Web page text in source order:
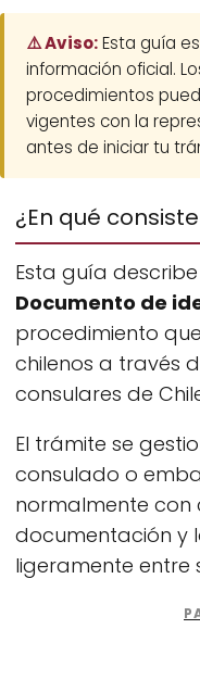
⚠️ Aviso:Esta guía
información oficial.
procedimientos
vigentes con la
antes de iniciar tu
¿En qué
Esta guía
Documento de
procedimiento
chilenos a través
consulares de
El trámite se
consulado o
normalmente con
documentación y
ligeramente entre